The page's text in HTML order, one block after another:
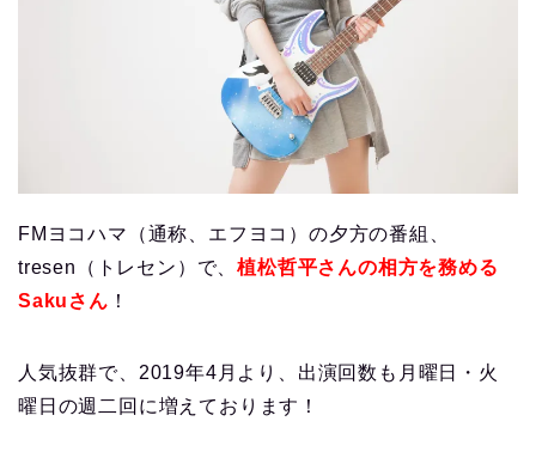
FMヨコハマ（通称、エフヨコ）の夕方の番組、
tresen（トレセン）で、植松哲平さんの相方を務める
Sakuさん ！
人気抜群で、2019年4月より、出演回数も月曜日・火
曜日の週二回に増えております！